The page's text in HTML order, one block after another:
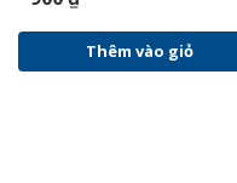
Thêm vào giỏ